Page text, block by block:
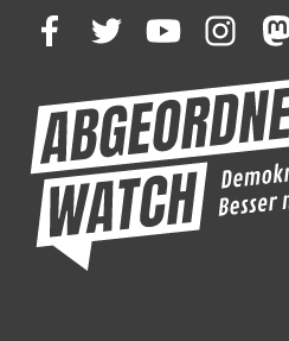
facebooktwitteryoutube